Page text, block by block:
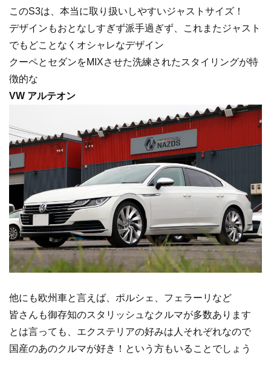
このS3は、本当に取り扱いしやすいジャストサイズ！
デザインもおとなしすぎず派手過ぎず、これまたジャスト
でもどことなくオシャレなデザイン
クーペとセダンをMIXさせた洗練されたスタイリングが特
徴的な
VW アルテオン
他にも欧州車と言えば、ポルシェ、フェラーリなど
皆さんも御存知のスタリッシュなクルマが多数あります
とは言っても、エクステリアの好みは人それぞれなので
国産のあのクルマが好き！という方もいることでしょう